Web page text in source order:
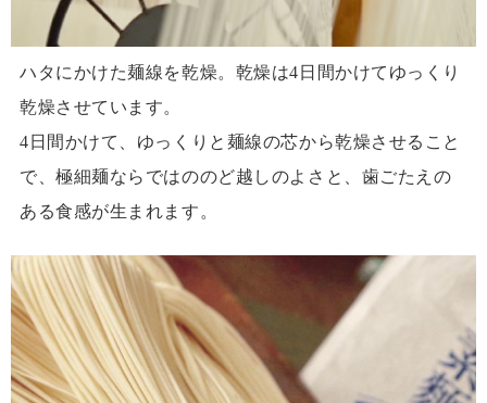
ハタにかけた麺線を乾燥。乾燥は4日間かけてゆっくり
乾燥させています。
4日間かけて、ゆっくりと麺線の芯から乾燥させること
で、極細麺ならではののど越しのよさと、歯ごたえの
ある食感が生まれます。